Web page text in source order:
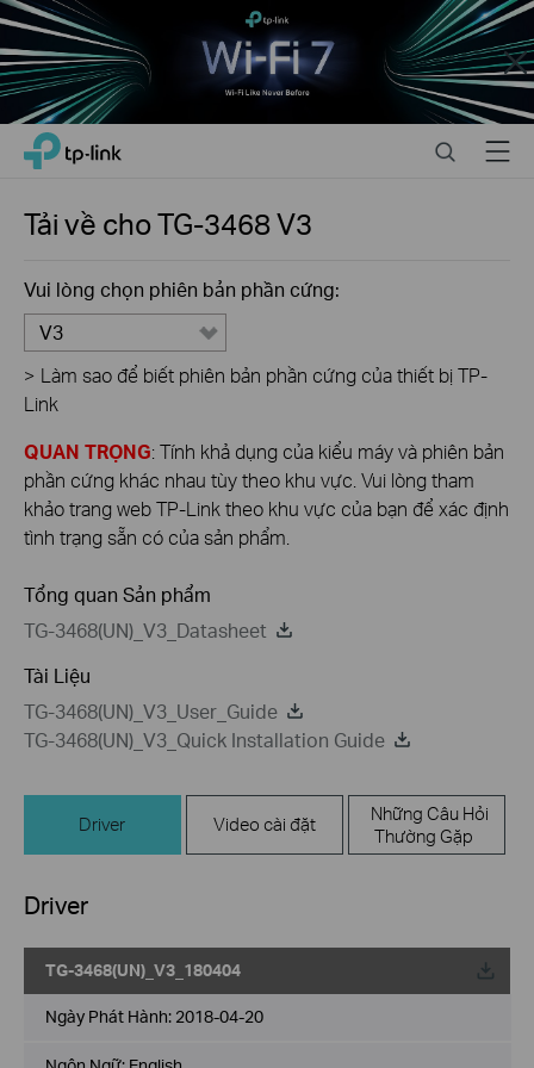
Close
Click
the
navigation
TP-Link, Reliably Smart SearchMenu
Tải về choTG-3468V3
Vui lòng chọn phiên bản phần cứng:
V3
> Làm sao để biết phiên bản phần cứng của thiết bị TP-
Link
QUAN TRỌNG: Tính khả dụng của kiểu máy và phiên bản
phần cứng khác nhau tùy theo khu vực. Vui lòng tham
khảo trang web TP-Link theo khu vực của bạn để xác định
tình trạng sẵn có của sản phẩm.
Tổng quan Sản phẩm
TG-3468(UN)_V3_Datasheet
Tài Liệu
TG-3468(UN)_V3_User_Guide
TG-3468(UN)_V3_Quick Installation Guide
Driver Video cài đặt
Những Câu Hỏi
Thường Gặp
Driver
TG-3468(UN)_V3_180404
Về
Ngày Phát Hành: 2018-04-20